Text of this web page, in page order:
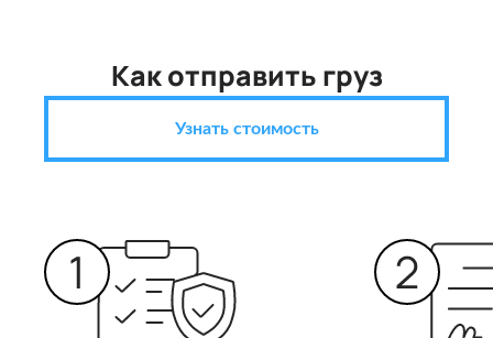
Как отправить груз
Узнать стоимость